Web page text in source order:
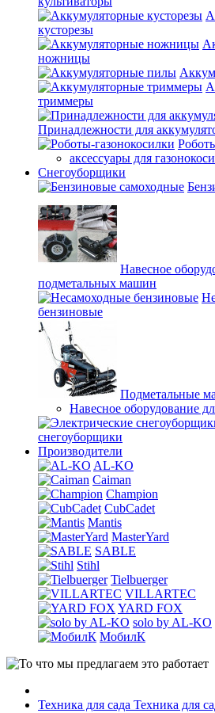
кусторезы
ножницы
триммеры
Принадлежности для
аксессуары для
Снегоуборщики
Навесное
подметальных машин
бензиновые
Подметальные
Навесное оборудование
снегоуборщики
Производители
AL-KO
Caiman
Champion
CubCadet
Mantis
MasterYard
SABLE
Stihl
Tielbuerger
VILLARTEC
YARD FOX
solo by AL-KO
МобилК
Техника для сада Техника для